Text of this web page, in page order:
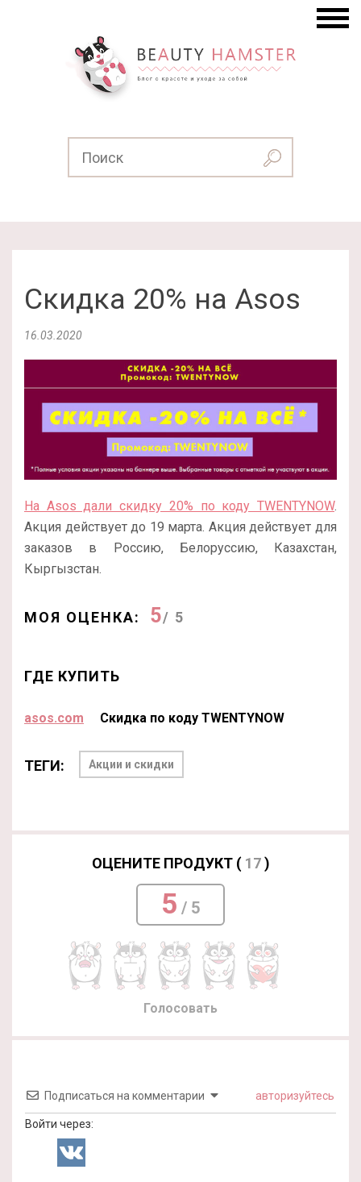
Скидка 20% на Asos
16.03.2020
На Asos дали скидку 20% по коду TWENTYNOW.
Акция действует до 19 марта. Акция действует для
заказов в Россию, Белоруссию, Казахстан,
Кыргызстан.
МОЯ ОЦЕНКА: 5/ 5
ГДЕ КУПИТЬ
asos.com Скидка по коду TWENTYNOW
ТЕГИ: Акции и скидки
ОЦЕНИТЕ ПРОДУКТ ( 17)
5 / 5
Голосовать
Подписаться на комментарии авторизуйтесь
Войти через: